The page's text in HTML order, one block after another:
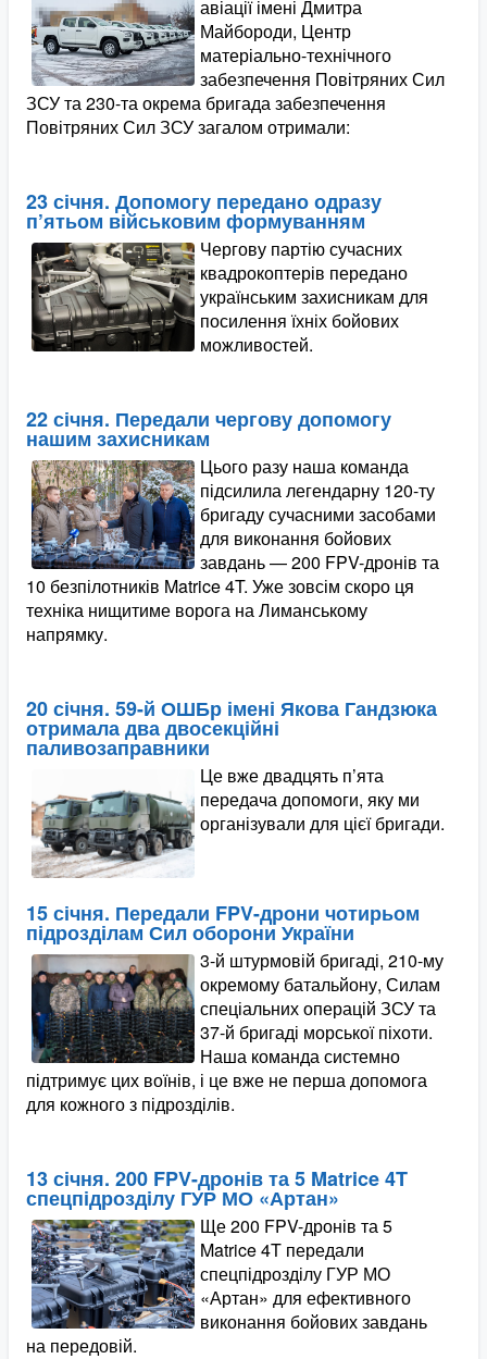
авіації імені Дмитра
Майбороди, Центр
матеріально-технічного
забезпечення Повітряних Сил
ЗСУ та 230-та окрема бригада забезпечення
Повітряних Сил ЗСУ загалом отримали:
23 січня. Допомогу передано одразу
п’ятьом військовим формуванням
Чергову партію сучасних
квадрокоптерів передано
українським захисникам для
посилення їхніх бойових
можливостей.
22 січня. Передали чергову допомогу
нашим захисникам
Цього разу наша команда
підсилила легендарну 120-ту
бригаду сучасними засобами
для виконання бойових
завдань — 200 FPV-дронів та
10 безпілотників Matrice 4T. Уже зовсім скоро ця
техніка нищитиме ворога на Лиманському
напрямку.
20 січня. 59-й ОШБр імені Якова Гандзюка
отримала два двосекційні
паливозаправники
Це вже двадцять п’ята
передача допомоги, яку ми
організували для цієї бригади.
15 січня. Передали FPV-дрони чотирьом
підрозділам Сил оборони України
3-й штурмовій бригаді, 210-му
окремому батальйону, Силам
спеціальних операцій ЗСУ та
37-й бригаді морської піхоти.
Наша команда системно
підтримує цих воїнів, і це вже не перша допомога
для кожного з підрозділів.
13 січня. 200 FPV-дронів та 5 Matrice 4T
спецпідрозділу ГУР МО «Артан»
Ще 200 FPV-дронів та 5
Matrice 4T передали
спецпідрозділу ГУР МО
«Артан» для ефективного
виконання бойових завдань
на передовій.